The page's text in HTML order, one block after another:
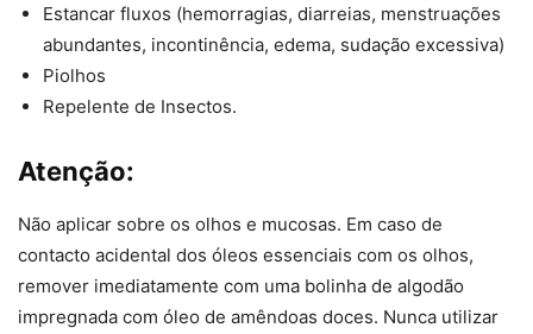
Estancar fluxos (hemorragias, diarreias, menstruações
abundantes, incontinência, edema, sudação excessiva)
Piolhos
Repelente de Insectos.
Atenção:
Não aplicar sobre os olhos e mucosas. Em caso de
contacto acidental dos óleos essenciais com os olhos,
remover imediatamente com uma bolinha de algodão
impregnada com óleo de amêndoas doces. Nunca utilizar